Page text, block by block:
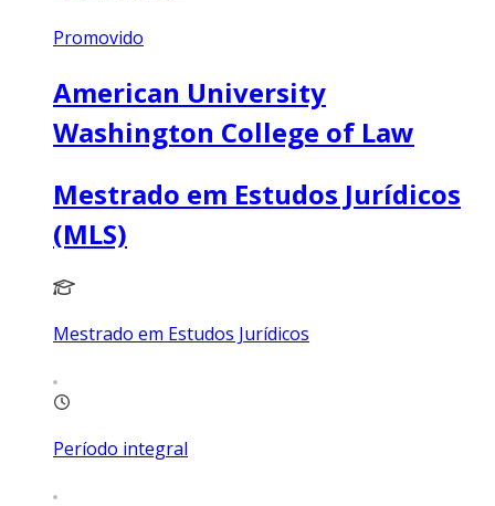
Promovido
American University
Washington College of Law
Mestrado em Estudos Jurídicos
(MLS)
Mestrado em Estudos Jurídicos
Período integral